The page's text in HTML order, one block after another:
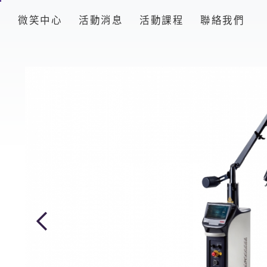
微笑中心 活動消息 活動課程 聯絡我們